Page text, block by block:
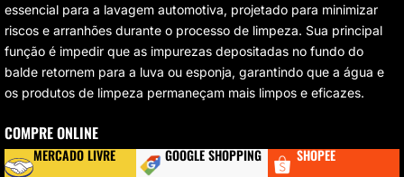
essencial para a lavagem automotiva, projetado para minimizar
riscos e arranhões durante o processo de limpeza. Sua principal
função é impedir que as impurezas depositadas no fundo do
balde retornem para a luva ou esponja, garantindo que a água e
os produtos de limpeza permaneçam mais limpos e eficazes.
COMPRE ONLINE
MERCADO LIVRE GOOGLE SHOPPING SHOPEE